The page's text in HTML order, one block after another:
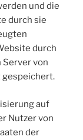
und die
durch sie
durch
Server von
gespeichert.
auf
Nutzer von
der